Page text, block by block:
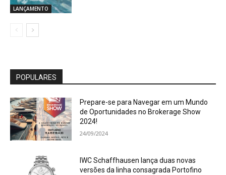
LANÇAMENTO
POPULARES
Prepare-se para Navegar em um Mundo
de Oportunidades no Brokerage Show
2024!
24/09/2024
IWC Schaffhausen lança duas novas
versões da linha consagrada Portofino